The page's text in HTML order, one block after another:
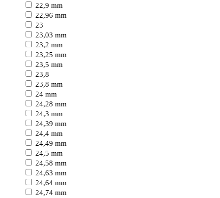
22,9 mm
22,96 mm
23
23,03 mm
23,2 mm
23,25 mm
23,5 mm
23,8
23,8 mm
24 mm
24,28 mm
24,3 mm
24,39 mm
24,4 mm
24,49 mm
24,5 mm
24,58 mm
24,63 mm
24,64 mm
24,74 mm